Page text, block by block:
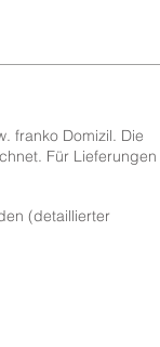
franko Domizil. Die
Für Lieferungen
(detaillierter